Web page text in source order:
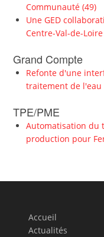
Communauté (49)
Une GED
Centre-Val-de-Loire
Grand Compte
Refonte d'une
traitement de l'eau
TPE/PME
Automatisation du
production pour
Accueil
Actualités